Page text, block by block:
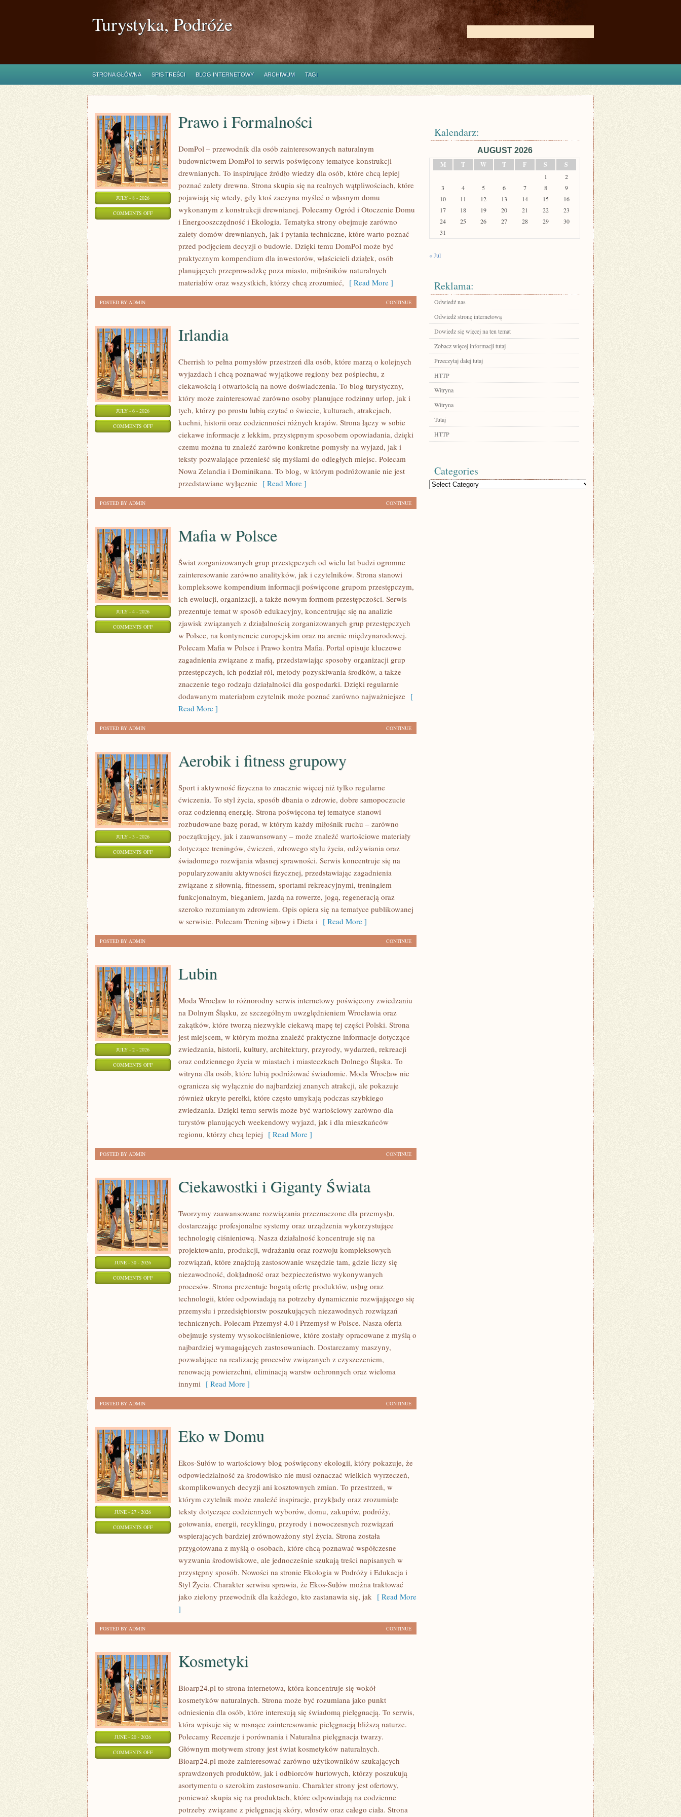
Turystyka, Podróże
STRONA GŁÓWNA SPIS TREŚCI BLOG INTERNETOWY ARCHIWUM TAGI
JULY - 8 - 2026
COMMENTS OFFON
FORMALNOŚCI
Prawo i Formalności
DomPol – przewodnik dla osób zainteresowanych naturalnym
budownictwem DomPol to serwis poświęcony tematyce konstrukcji
drewnianych. To inspirujące źródło wiedzy dla osób, które chcą lepiej
poznać zalety drewna. Strona skupia się na realnych wątpliwościach, które
pojawiają się wtedy, gdy ktoś zaczyna myśleć o własnym domu
wykonanym z konstrukcji drewnianej. Polecamy Ogród i Otoczenie Domu
i Energooszczędność i Ekologia. Tematyka strony obejmuje zarówno
zalety domów drewnianych, jak i pytania techniczne, które warto poznać
przed podjęciem decyzji o budowie. Dzięki temu DomPol może być
praktycznym kompendium dla inwestorów, właścicieli działek, osób
planujących przeprowadzkę poza miasto, miłośników naturalnych
materiałów oraz wszystkich, którzy chcą zrozumieć, [ Read More ]
CONTINUE
POSTED BY ADMIN
JULY - 6 - 2026
COMMENTS OFFON
Irlandia
Cherrish to pełna pomysłów przestrzeń dla osób, które marzą o kolejnych
wyjazdach i chcą poznawać wyjątkowe regiony bez pośpiechu, z
ciekawością i otwartością na nowe doświadczenia. To blog turystyczny,
który może zainteresować zarówno osoby planujące rodzinny urlop, jak i
tych, którzy po prostu lubią czytać o świecie, kulturach, atrakcjach,
kuchni, historii oraz codzienności różnych krajów. Strona łączy w sobie
ciekawe informacje z lekkim, przystępnym sposobem opowiadania, dzięki
czemu można tu znaleźć zarówno konkretne pomysły na wyjazd, jak i
teksty pozwalające przenieść się myślami do odległych miejsc. Polecam
Nowa Zelandia i Dominikana. To blog, w którym podróżowanie nie jest
przedstawiane wyłącznie [ Read More ]
CONTINUE
POSTED BY ADMIN
JULY - 4 - 2026
COMMENTS OFFON
Mafia w Polsce
Świat zorganizowanych grup przestępczych od wielu lat budzi ogromne
zainteresowanie zarówno analityków, jak i czytelników. Strona stanowi
kompleksowe kompendium informacji poświęcone grupom przestępczym,
ich ewolucji, organizacji, a także nowym formom przestępczości. Serwis
prezentuje temat w sposób edukacyjny, koncentrując się na analizie
zjawisk związanych z działalnością zorganizowanych grup przestępczych
w Polsce, na kontynencie europejskim oraz na arenie międzynarodowej.
Polecam Mafia w Polsce i Prawo kontra Mafia. Portal opisuje kluczowe
zagadnienia związane z mafią, przedstawiając sposoby organizacji grup
przestępczych, ich podział ról, metody pozyskiwania środków, a także
znaczenie tego rodzaju działalności dla gospodarki. Dzięki regularnie
dodawanym materiałom czytelnik może poznać zarówno najważniejsze [
Read More ]
CONTINUE
POSTED BY ADMIN
JULY - 3 - 2026
COMMENTS OFFON
Aerobik i fitness grupowy
Sport i aktywność fizyczna to znacznie więcej niż tylko regularne
ćwiczenia. To styl życia, sposób dbania o zdrowie, dobre samopoczucie
oraz codzienną energię. Strona poświęcona tej tematyce stanowi
rozbudowane bazę porad, w którym każdy miłośnik ruchu – zarówno
początkujący, jak i zaawansowany – może znaleźć wartościowe materiały
dotyczące treningów, ćwiczeń, zdrowego stylu życia, odżywiania oraz
świadomego rozwijania własnej sprawności. Serwis koncentruje się na
popularyzowaniu aktywności fizycznej, przedstawiając zagadnienia
związane z siłownią, fitnessem, sportami rekreacyjnymi, treningiem
funkcjonalnym, bieganiem, jazdą na rowerze, jogą, regeneracją oraz
szeroko rozumianym zdrowiem. Opis opiera się na tematyce publikowanej
w serwisie. Polecam Trening siłowy i Dieta i [ Read More ]
CONTINUE
POSTED BY ADMIN
JULY - 2 - 2026
COMMENTS OFFON
Lubin
Moda Wrocław to różnorodny serwis internetowy poświęcony zwiedzaniu
na Dolnym Śląsku, ze szczególnym uwzględnieniem Wrocławia oraz
zakątków, które tworzą niezwykle ciekawą mapę tej części Polski. Strona
jest miejscem, w którym można znaleźć praktyczne informacje dotyczące
zwiedzania, historii, kultury, architektury, przyrody, wydarzeń, rekreacji
oraz codziennego życia w miastach i miasteczkach Dolnego Śląska. To
witryna dla osób, które lubią podróżować świadomie. Moda Wrocław nie
ogranicza się wyłącznie do najbardziej znanych atrakcji, ale pokazuje
również ukryte perełki, które często umykają podczas szybkiego
zwiedzania. Dzięki temu serwis może być wartościowy zarówno dla
turystów planujących weekendowy wyjazd, jak i dla mieszkańców
regionu, którzy chcą lepiej [ Read More ]
CONTINUE
POSTED BY ADMIN
JUNE - 30 - 2026
COMMENTS OFFON
CIEKAWOSTKI
Ciekawostki i Giganty Świata
Tworzymy zaawansowane rozwiązania przeznaczone dla przemysłu,
dostarczając profesjonalne systemy oraz urządzenia wykorzystujące
technologię ciśnieniową. Nasza działalność koncentruje się na
projektowaniu, produkcji, wdrażaniu oraz rozwoju kompleksowych
rozwiązań, które znajdują zastosowanie wszędzie tam, gdzie liczy się
niezawodność, dokładność oraz bezpieczeństwo wykonywanych
procesów. Strona prezentuje bogatą ofertę produktów, usług oraz
technologii, które odpowiadają na potrzeby dynamicznie rozwijającego się
przemysłu i przedsiębiorstw poszukujących niezawodnych rozwiązań
technicznych. Polecam Przemysł 4.0 i Przemysł w Polsce. Nasza oferta
obejmuje systemy wysokociśnieniowe, które zostały opracowane z myślą o
najbardziej wymagających zastosowaniach. Dostarczamy maszyny,
pozwalające na realizację procesów związanych z czyszczeniem,
renowacją powierzchni, eliminacją warstw ochronnych oraz wieloma
innymi [ Read More ]
CONTINUE
POSTED BY ADMIN
JUNE - 27 - 2026
COMMENTS OFFON
Eko w Domu
Ekos-Sułów to wartościowy blog poświęcony ekologii, który pokazuje, że
odpowiedzialność za środowisko nie musi oznaczać wielkich wyrzeczeń,
skomplikowanych decyzji ani kosztownych zmian. To przestrzeń, w
którym czytelnik może znaleźć inspiracje, przykłady oraz zrozumiałe
teksty dotyczące codziennych wyborów, domu, zakupów, podróży,
gotowania, energii, recyklingu, przyrody i nowoczesnych rozwiązań
wspierających bardziej zrównoważony styl życia. Strona została
przygotowana z myślą o osobach, które chcą poznawać współczesne
wyzwania środowiskowe, ale jednocześnie szukają treści napisanych w
przystępny sposób. Nowości na stronie Ekologia w Podróży i Edukacja i
Styl Życia. Charakter serwisu sprawia, że Ekos-Sułów można traktować
jako zielony przewodnik dla każdego, kto zastanawia się, jak [ Read More
]
CONTINUE
POSTED BY ADMIN
JUNE - 20 - 2026
COMMENTS OFFON
KOSMETYKI
Kosmetyki
Bioarp24.pl to strona internetowa, która koncentruje się wokół
kosmetyków naturalnych. Strona może być rozumiana jako punkt
odniesienia dla osób, które interesują się świadomą pielęgnacją. To serwis,
która wpisuje się w rosnące zainteresowanie pielęgnacją bliższą naturze.
Polecamy Recenzje i porównania i Naturalna pielęgnacja twarzy.
Głównym motywem strony jest świat kosmetyków naturalnych.
Bioarp24.pl może zainteresować zarówno użytkowników szukających
sprawdzonych produktów, jak i odbiorców hurtowych, którzy poszukują
asortymentu o szerokim zastosowaniu. Charakter strony jest ofertowy,
ponieważ skupia się na produktach, które odpowiadają na codzienne
potrzeby związane z pielęgnacją skóry, włosów oraz całego ciała. Strona
Kalendarz:
AUGUST 2026
M
T W T F S S
1
2
3
4 5 6 7 8
9
10
11 12 13 14 15
16
17
18 19 20 21 22
23
24
25 26 27 28 29
30
31
« Jul
Reklama:
Odwiedź nas
Odwiedź stronę internetową
Dowiedz się więcej na ten temat
Zobacz więcej informacji tutaj
Przeczytaj dalej tutaj
HTTP
Witryna
Witryna
Tutaj
HTTP
Categories
Categories